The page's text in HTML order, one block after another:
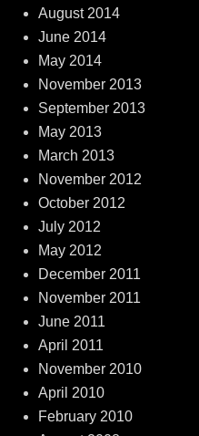
August 2014
June 2014
May 2014
November 2013
September 2013
May 2013
March 2013
November 2012
October 2012
July 2012
May 2012
December 2011
November 2011
June 2011
April 2011
November 2010
April 2010
February 2010